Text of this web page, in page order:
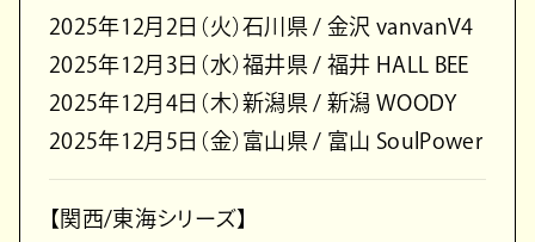
2025年12月2日（火）石川県 / 金沢 vanvanV4
2025年12月3日（水）福井県 / 福井 HALL BEE
2025年12月4日（木）新潟県 / 新潟 WOODY
2025年12月5日（金）富山県 / 富山 SoulPower
【関西/東海シリーズ】